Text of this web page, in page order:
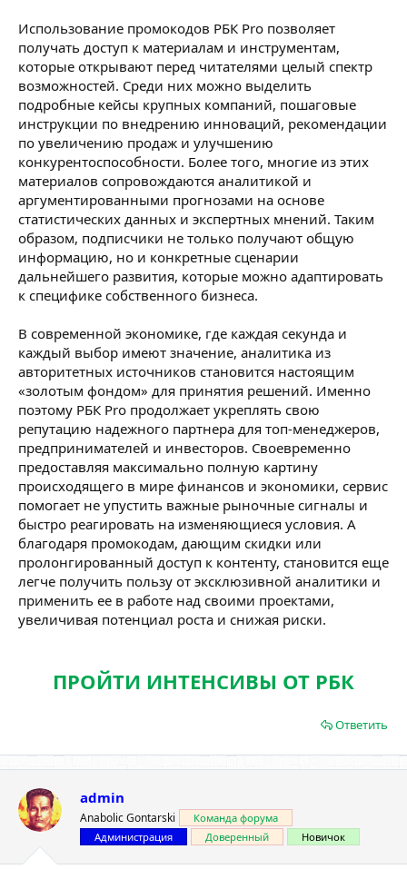
Использование промокодов РБК Pro позволяет
получать доступ к материалам и инструментам,
которые открывают перед читателями целый спектр
возможностей. Среди них можно выделить
подробные кейсы крупных компаний, пошаговые
инструкции по внедрению инноваций, рекомендации
по увеличению продаж и улучшению
конкурентоспособности. Более того, многие из этих
материалов сопровождаются аналитикой и
аргументированными прогнозами на основе
статистических данных и экспертных мнений. Таким
образом, подписчики не только получают общую
информацию, но и конкретные сценарии
дальнейшего развития, которые можно адаптировать
к специфике собственного бизнеса.
В современной экономике, где каждая секунда и
каждый выбор имеют значение, аналитика из
авторитетных источников становится настоящим
«золотым фондом» для принятия решений. Именно
поэтому РБК Pro продолжает укреплять свою
репутацию надежного партнера для топ-менеджеров,
предпринимателей и инвесторов. Своевременно
предоставляя максимально полную картину
происходящего в мире финансов и экономики, сервис
помогает не упустить важные рыночные сигналы и
быстро реагировать на изменяющиеся условия. А
благодаря промокодам, дающим скидки или
пролонгированный доступ к контенту, становится еще
легче получить пользу от эксклюзивной аналитики и
применить ее в работе над своими проектами,
увеличивая потенциал роста и снижая риски.
ПРОЙТИ ИНТЕНСИВЫ ОТ РБК
Ответить
admin
Anabolic Gontarski
Команда форума
Администрация
Доверенный Новичок